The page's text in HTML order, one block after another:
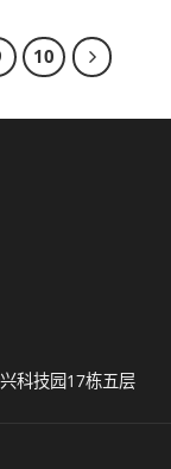
10
科技园17栋五层